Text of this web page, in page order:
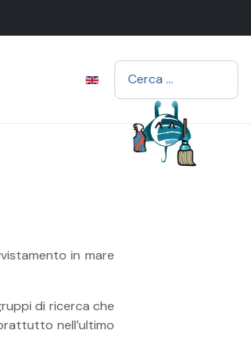
Cerca
in mare
di ricerca che
nell’ultimo